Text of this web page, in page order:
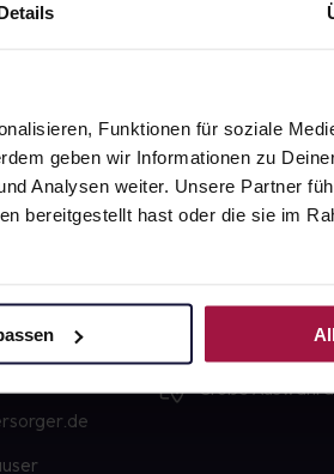
Funktionen für soziale
geben wir Informationen zu
Analysen weiter. Unsere Partner
bereitgestellt hast oder die sie im
Unsere Vorteile
sofort
Freie Wahl der
Große Auswahl